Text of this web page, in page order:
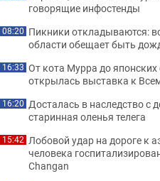
говорящие инфостенды
08:20 Пикники откладываются:
области обещает быть
16:33 От кота Мурра до
открылась выставка к
16:20 Досталась в наследство с
старинная оленья телега
15:42 Лобовой удар на дороге к
человека
Changan